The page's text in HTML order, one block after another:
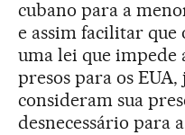
cubano para a
e assim facilitar que
uma lei que impede
presos para os
consideram sua
desnecessário para